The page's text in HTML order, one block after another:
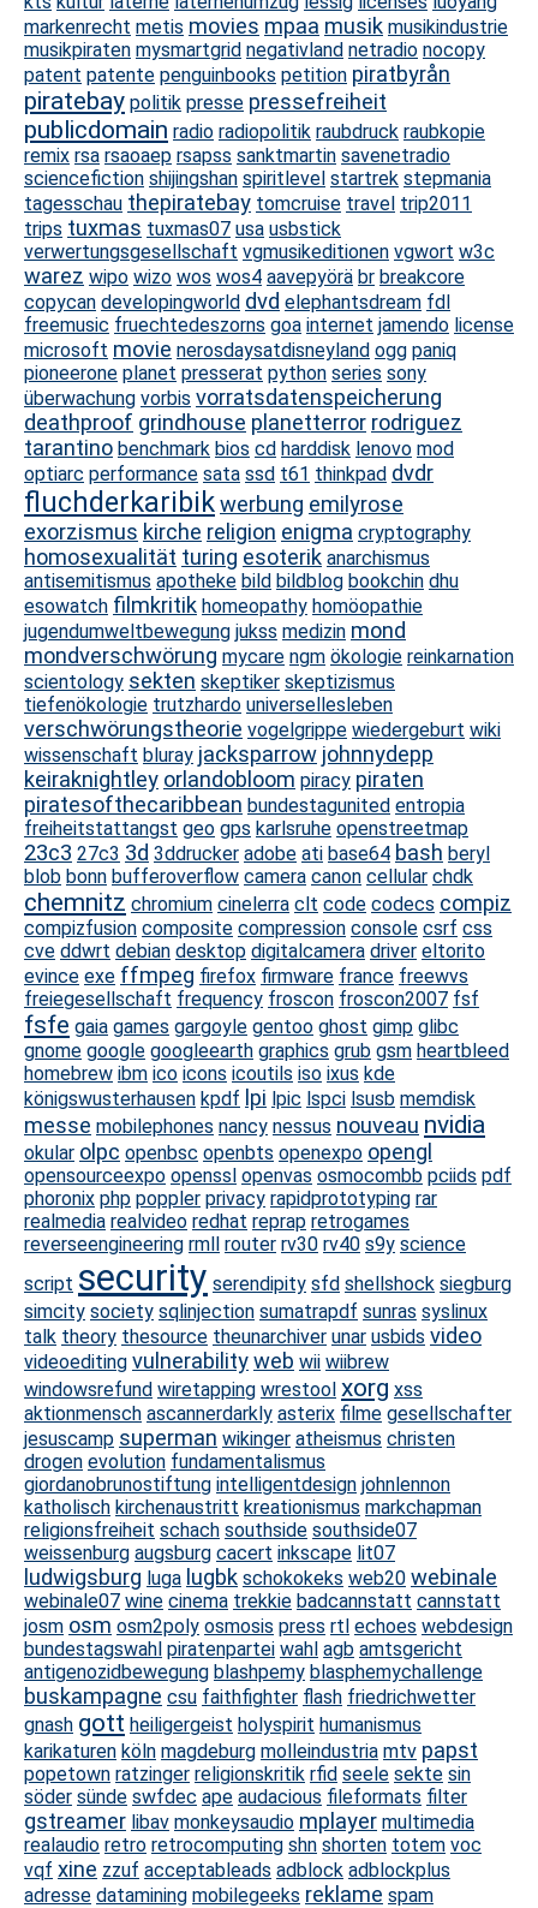
markenrecht metis movies mpaa musik musikindustrie
musikpiraten mysmartgrid negativland netradio nocopy
patent patente penguinbooks petition piratbyrån
piratebay politik presse pressefreiheit
publicdomain radio radiopolitik raubdruck raubkopie
remix rsa rsaoaep rsapss sanktmartin savenetradio
sciencefiction shijingshan spiritlevel startrek stepmania
tagesschau thepiratebay tomcruise travel trip2011
trips tuxmas tuxmas07 usa usbstick
verwertungsgesellschaft vgmusikeditionen vgwort w3c
warez wipo wizo wos wos4 aavepyörä br breakcore
copycan developingworld dvd elephantsdream fdl
freemusic fruechtedeszorns goa internet jamendo license
microsoft movie nerosdaysatdisneyland ogg paniq
pioneerone planet presserat python series sony
überwachung vorbis vorratsdatenspeicherung
deathproof grindhouse planetterror rodriguez
tarantino benchmark bios cd harddisk lenovo mod
optiarc performance sata ssd t61 thinkpad dvdr
fluchderkaribikwerbung emilyrose
exorzismus kirche religion enigma cryptography
homosexualität turing esoterik anarchismus
antisemitismus apotheke bild bildblog bookchin dhu
esowatch filmkritik homeopathy homöopathie
jugendumweltbewegung jukss medizin mond
mondverschwörung mycare ngm ökologie reinkarnation
scientology sekten skeptiker skeptizismus
tiefenökologie trutzhardo universellesleben
verschwörungstheorie vogelgrippe wiedergeburt wiki
wissenschaft bluray jacksparrow johnnydepp
keiraknightley orlandobloom piracy piraten
piratesofthecaribbean bundestagunited entropia
freiheitstattangst geo gps karlsruhe openstreetmap
23c3 27c3 3d 3ddrucker adobe ati base64 bash beryl
blob bonn bufferoverflow camera canon cellular chdk
chemnitz chromium cinelerra clt code codecs compiz
compizfusion composite compression console csrf css
cve ddwrt debian desktop digitalcamera driver eltorito
evince exe ffmpeg firefox firmware france freewvs
freiegesellschaft frequency froscon froscon2007 fsf
fsfe gaia games gargoyle gentoo ghost gimp glibc
gnome google googleearth graphics grub gsm heartbleed
homebrew ibm ico icons icoutils iso ixus kde
königswusterhausen kpdf lpi lpic lspci lsusb memdisk
messe mobilephones nancy nessus nouveau nvidia
okular olpc openbsc openbts openexpo opengl
opensourceexpo openssl openvas osmocombb pciids pdf
phoronix php poppler privacy rapidprototyping rar
realmedia realvideo redhat reprap retrogames
reverseengineering rmll router rv30 rv40 s9y science
script security serendipity sfd shellshock siegburg
simcity society sqlinjection sumatrapdf sunras syslinux
talk theory thesource theunarchiver unar usbids video
videoediting vulnerabilityweb wii wiibrew
windowsrefund wiretapping wrestool xorg xss
aktionmensch ascannerdarkly asterix filme gesellschafter
jesuscamp superman wikinger atheismus christen
drogen evolution fundamentalismus
giordanobrunostiftung intelligentdesign johnlennon
katholisch kirchenaustritt kreationismus markchapman
religionsfreiheit schach southside southside07
weissenburg augsburg cacert inkscape lit07
ludwigsburg luga lugbk schokokeks web20 webinale
webinale07 wine cinema trekkie badcannstatt cannstatt
josm osm osm2poly osmosis press rtl echoes webdesign
bundestagswahl piratenpartei wahl agb amtsgericht
antigenozidbewegung blashpemy blasphemychallenge
buskampagne csu faithfighter flash friedrichwetter
gnash gott heiligergeist holyspirit humanismus
karikaturen köln magdeburg molleindustria mtv papst
popetown ratzinger religionskritik rfid seele sekte sin
söder sünde swfdec ape audacious fileformats filter
gstreamer libav monkeysaudio mplayer multimedia
realaudio retro retrocomputing shn shorten totem voc
vqf xine zzuf acceptableads adblock adblockplus
adresse datamining mobilegeeks reklame spam